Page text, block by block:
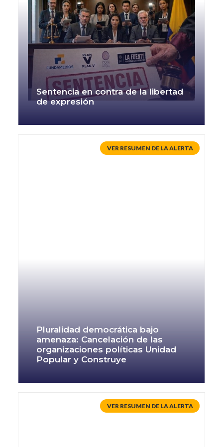
Sentencia en contra de la libertad
de expresión
Pluralidad democrática bajo
amenaza: Cancelación de las
organizaciones políticas Unidad
Popular y Construye